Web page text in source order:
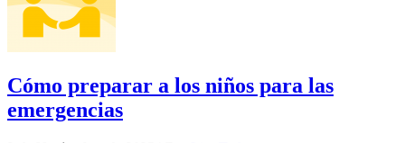
Cómo preparar a los niños para las
emergencias